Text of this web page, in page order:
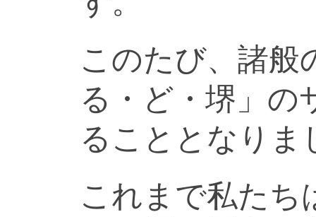
このたび、諸般
る・ど・堺」の
ることとなりま
これまで私たち